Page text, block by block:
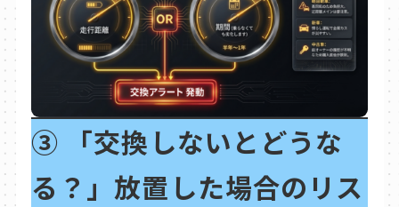
③
「交換しないとどうな
る？」放置した場合のリス